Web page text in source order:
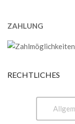
ZAHLUNG
RECHTLICHES